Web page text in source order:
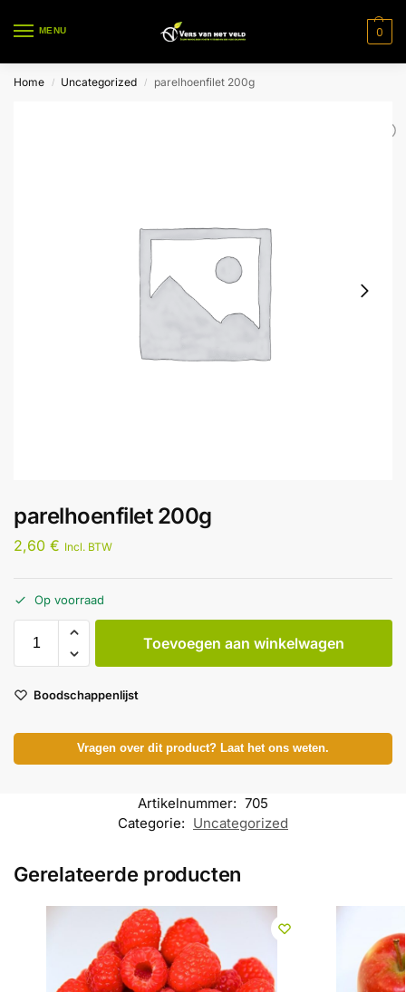
MENU 0
Home / Uncategorized / parelhoenfilet 200g
parelhoenfilet 200g
2,60 € Incl. BTW
Op voorraad
Toevoegen aan winkelwagen
Boodschappenlijst
Vragen over dit product? Laat het ons weten.
Artikelnummer: 705
Categorie: Uncategorized
Gerelateerde producten